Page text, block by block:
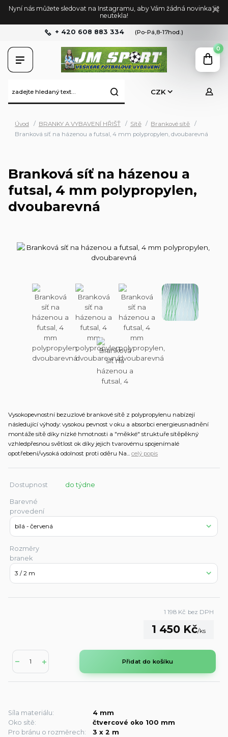
Nyní nás můžete sledovat na Instagramu, aby Vám žádná novinka již
neutekla!
CZK
+ 420 608 883 334 (Po-Pá,8-17hod.)
0
Úvod BRANKY A VYBAVENÍ HŘIŠŤ Sítě
Brankové sítě
Branková síť na házenou a futsal, 4 mm polypropylen, dvoubarevná
Branková síť na házenou a
futsal, 4 mm polypropylen,
dvoubarevná
Vysokopevnostní bezuzlové brankové sítě z polypropylenu nabízejí
následující výhody: vysokou pevnost v oku a absorbci energieusnadnění
montáže sítě díky nízké hmotnosti a "měkké" struktuře sítěpěkný
vzhledpřesnou světlost ok díky jejich tvarovému spojenímalé
opotřebení/vysoká odolnost proti oděru Na... celý popis
Dostupnost do týdne
Barevné
provedení
Rozměry
branek
1 450 Kč/ks
1 198 Kč bez DPH
Přidat do košíku
Síla materiálu:
4 mm
Oko sítě:
čtvercové oko 100 mm
Pro bránu o rozměrech:
3 x 2 m